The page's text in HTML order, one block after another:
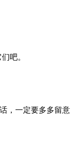
吧。
，一定要多多留意